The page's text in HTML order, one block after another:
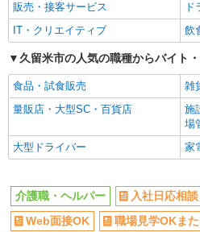
株式会社kotrio /●FK-H-2099767
介護は人生のサ
集。日払いOK！
時給1450円〜
通費全支給(ガソ
最寄り駅：西
キープ
株式会社kotrio /●FK-H-2068667
＼収入アップを全
STAFF｜資格支
販売・接客サービス
ド
IT・クリエイティブ
飲
久留米市の人気の職種からバイト
食品・試食販売
雑
量販店・大型SC・百貨店
施
場
大型ドライバー
家
介護職・ヘルパー 入社日応相談
Web面接OK
職場見学OKま